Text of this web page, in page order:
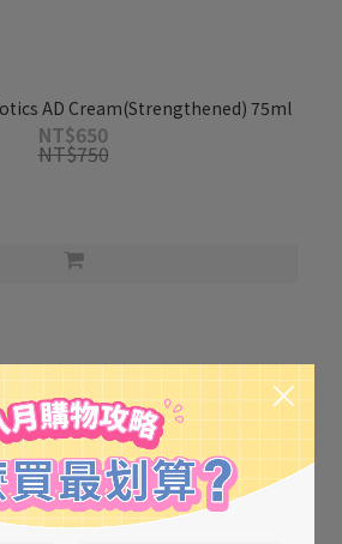
AD Cream(Strengthened) 75ml
NT$650
NT$750